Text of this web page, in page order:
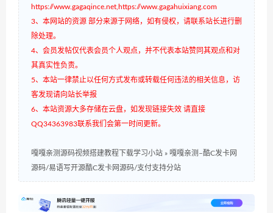
https://www.gagaqince.net,https://www.gagahuixiang.com
3、本网站的资源 部分来源于网络，如有侵权，请联系站长进行删
除处理。
4、会员发帖仅代表会员个人观点，并不代表本站赞同其观点和对
其真实性负责。
5、本站一律禁止以任何方式发布或转载任何违法的相关信息，访
客发现请向站长举报
6、本站资源大多存储在云盘，如发现链接失效 请直接
QQ34363983联系我们会第一时间更新。
嘎嘎亲测源码视频搭建教程下载学习小站 » 嘎嘎亲测–酷C发卡网
源码/易语写开源酷C发卡网源码/支付支持分站